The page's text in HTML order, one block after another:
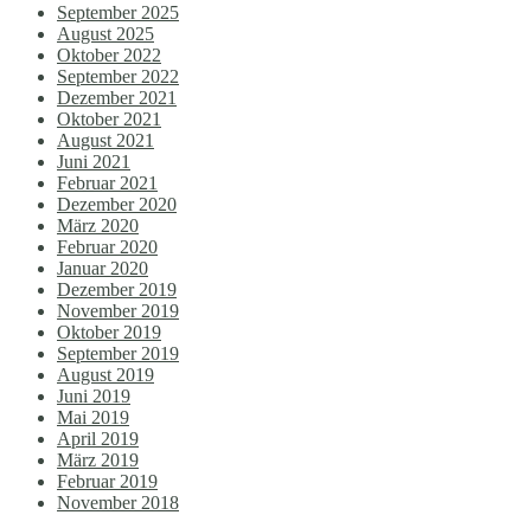
September 2025
August 2025
Oktober 2022
September 2022
Dezember 2021
Oktober 2021
August 2021
Juni 2021
Februar 2021
Dezember 2020
März 2020
Februar 2020
Januar 2020
Dezember 2019
November 2019
Oktober 2019
September 2019
August 2019
Juni 2019
Mai 2019
April 2019
März 2019
Februar 2019
November 2018